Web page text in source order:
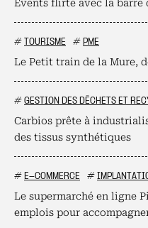
Events flirte avec la barre
# TOURISME # PME
Le Petit train de la Mure,
# GESTION DES DÉCHETS ET
Carbios prête à
des tissus synthétiques
# E-COMMERCE #
Le supermarché en ligne
emplois pour